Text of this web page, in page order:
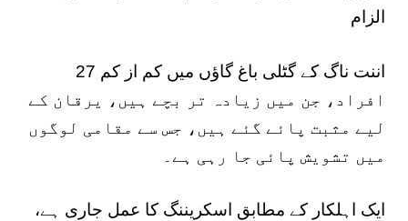
الزام
اننت ناگ کے گٹلی باغ گاؤں میں کم از کم 27
افراد، جن میں زیادہ تر بچے ہیں، یرقان کے
لیے مثبت پائے گئے ہیں، جس سے مقامی لوگوں
میں تشویش پائی جا رہی ہے۔
ایک اہلکار کے مطابق اسکریننگ کا عمل جاری ہے،